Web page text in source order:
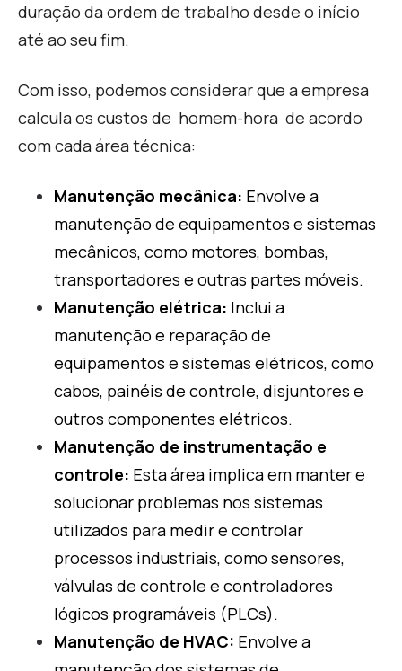
duração da ordem de trabalho desde o início
até ao seu fim.
Com isso, podemos considerar que a empresa
calcula os custos de homem-hora de acordo
com cada área técnica:
Manutenção mecânica: Envolve a
manutenção de equipamentos e sistemas
mecânicos, como motores, bombas,
transportadores e outras partes móveis.
Manutenção elétrica: Inclui a
manutenção e reparação de
equipamentos e sistemas elétricos, como
cabos, painéis de controle, disjuntores e
outros componentes elétricos.
Manutenção de instrumentação e
controle: Esta área implica em manter e
solucionar problemas nos sistemas
utilizados para medir e controlar
processos industriais, como sensores,
válvulas de controle e controladores
lógicos programáveis (PLCs).
Manutenção de HVAC: Envolve a